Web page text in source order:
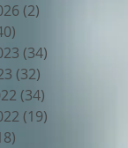
(2)
(34)
(32)
(34)
(19)